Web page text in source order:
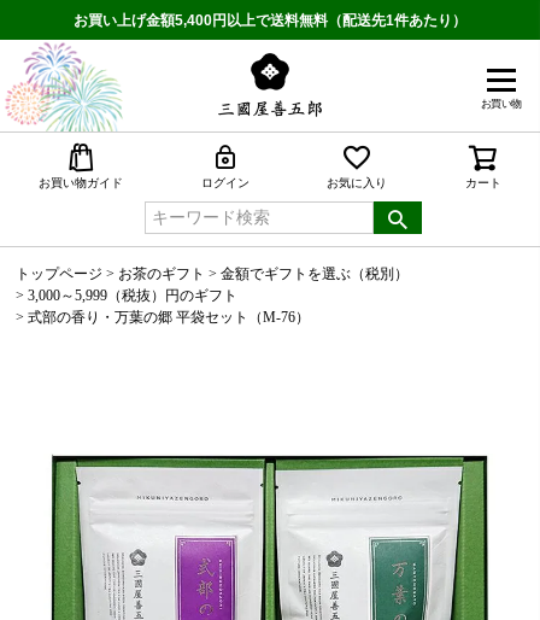
お買い上げ金額5,400円以上で送料無料（配送先1件あたり）
お買い物
お買い物ガイド ログイン お気に入り カート
トップページ お茶のギフト
金額でギフトを選ぶ（税別）
3,000～5,999（税抜）円のギフト
式部の香り・万葉の郷 平袋セット（M-76）